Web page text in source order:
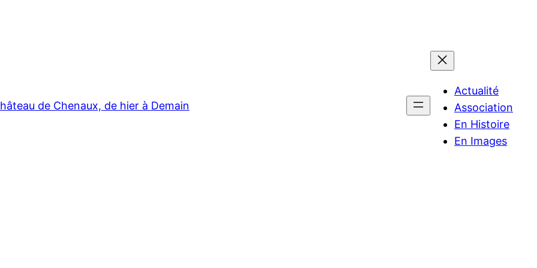
de Chenaux, de hier à Demain
Actualité
Association
En Histoire
En Images